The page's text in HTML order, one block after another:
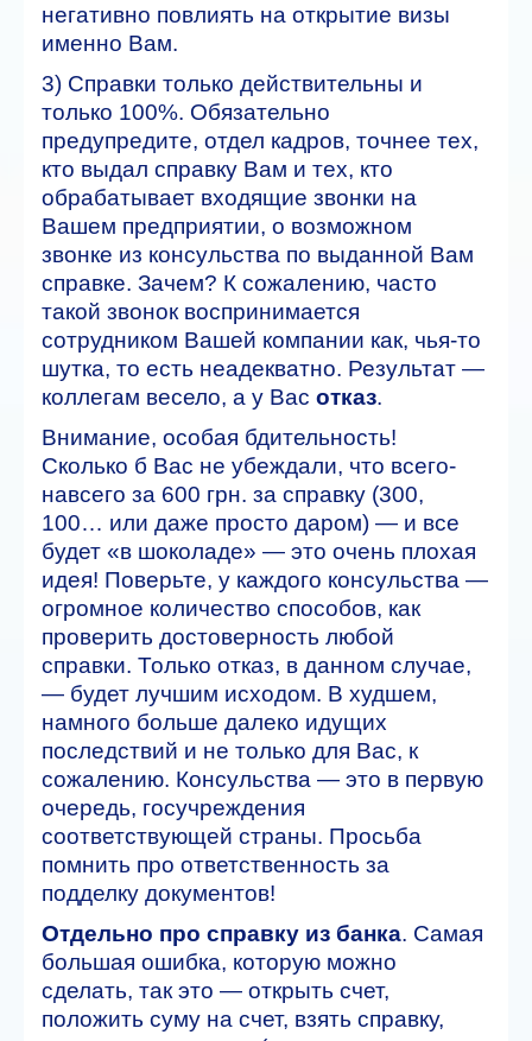
негативно повлиять на открытие визы
именно Вам.
3) Справки только действительны и
только 100%. Обязательно
предупредите, отдел кадров, точнее тех,
кто выдал справку Вам и тех, кто
обрабатывает входящие звонки на
Вашем предприятии, о возможном
звонке из консульства по выданной Вам
справке. Зачем? К сожалению, часто
такой звонок воспринимается
сотрудником Вашей компании как, чья-то
шутка, то есть неадекватно. Результат —
коллегам весело, а у Вас отказ.
Внимание, особая бдительность!
Сколько б Вас не убеждали, что всего-
навсего за 600 грн. за справку (300,
100… или даже просто даром) — и все
будет «в шоколаде» — это очень плохая
идея! Поверьте, у каждого консульства —
огромное количество способов, как
проверить достоверность любой
справки. Только отказ, в данном случае,
— будет лучшим исходом. В худшем,
намного больше далеко идущих
последствий и не только для Вас, к
сожалению. Консульства — это в первую
очередь, госучреждения
соответствующей страны. Просьба
помнить про ответственность за
подделку документов!
Отдельно про справку из банка. Самая
большая ошибка, которую можно
сделать, так это — открыть счет,
положить суму на счет, взять справку,